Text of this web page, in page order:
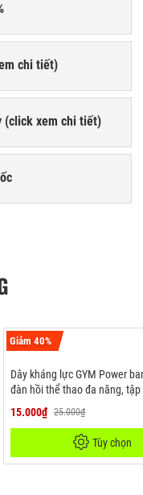
chi tiết)
(click xem chi tiết)
Giảm 40%
Dây kháng lực GYM Power
đàn hồi thể thao đa năng,
tập tay, chân, đùi mông vai
15.000₫ 25.000₫
Tùy chọn